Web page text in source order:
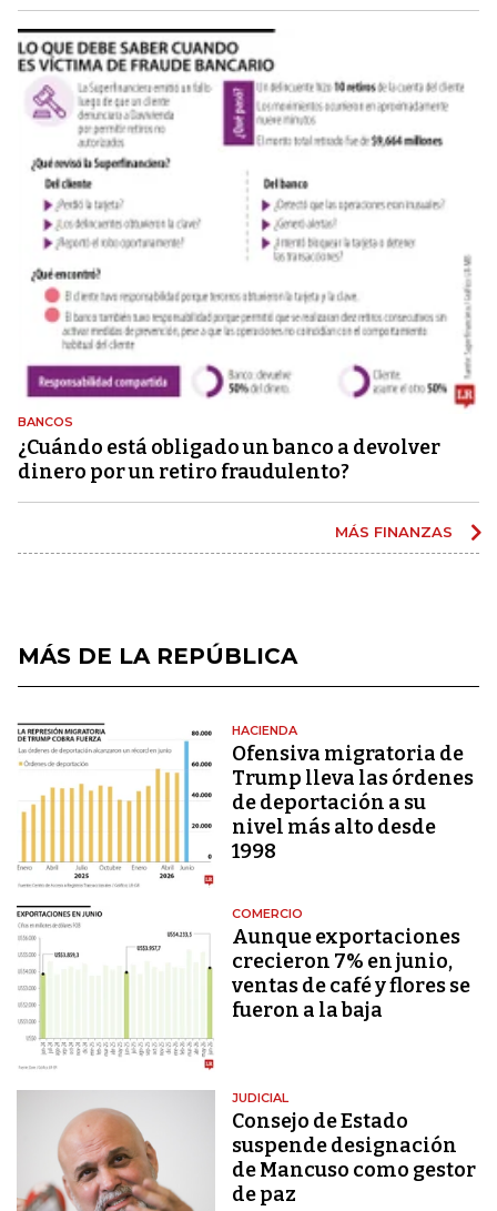
BANCOS
¿Cuándo está obligado un banco a devolver
dinero por un retiro fraudulento?
MÁS FINANZAS
MÁS DE LA REPÚBLICA
HACIENDA
Ofensiva migratoria de
Trump lleva las órdenes
de deportación a su
nivel más alto desde
1998
COMERCIO
Aunque exportaciones
crecieron 7% en junio,
ventas de café y flores se
fueron a la baja
JUDICIAL
Consejo de Estado
suspende designación
de Mancuso como gestor
de paz